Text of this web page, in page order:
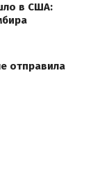
в США:
отправила